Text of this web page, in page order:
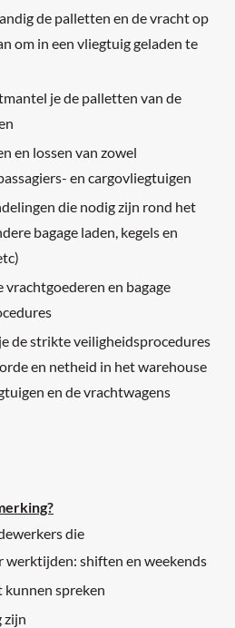
de palletten en de vracht op
om in een vliegtuig geladen te
je de palletten van de
en lossen van zowel
en cargovliegtuigen
die nodig zijn rond het
bagage laden, kegels en
en bagage
de strikte veiligheidsprocedures
en netheid in het warehouse
en de vrachtwagens
die
shiften en weekends
spreken
zijn